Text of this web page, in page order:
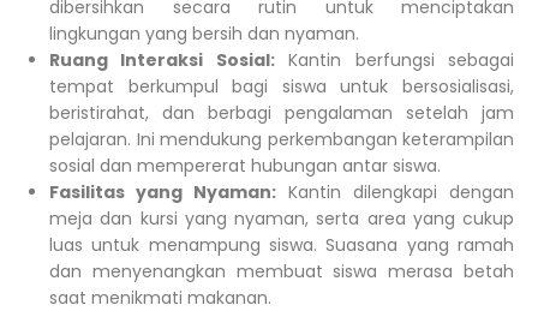
dibersihkan secara rutin untuk menciptakan
lingkungan yang bersih dan nyaman.
Ruang Interaksi Sosial:Kantin berfungsi sebagai
tempat berkumpul bagi siswa untuk bersosialisasi,
beristirahat, dan berbagi pengalaman setelah jam
pelajaran. Ini mendukung perkembangan keterampilan
sosial dan mempererat hubungan antar siswa.
Fasilitas yang Nyaman: Kantin dilengkapi dengan
meja dan kursi yang nyaman, serta area yang cukup
luas untuk menampung siswa. Suasana yang ramah
dan menyenangkan membuat siswa merasa betah
saat menikmati makanan.